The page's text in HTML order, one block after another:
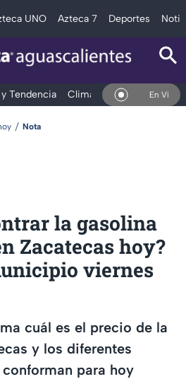
UNO Azteca 7 Deportes
Tendencia Clima Deportes En Vivo
Nota
la gasolina
Zacatecas hoy?
viernes
cuál es el precio de la
y los diferentes
para hoy